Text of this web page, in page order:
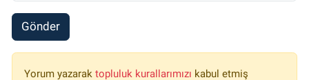
Gönder
Yorum yazarak topluluk kurallarımızı kabul etmiş